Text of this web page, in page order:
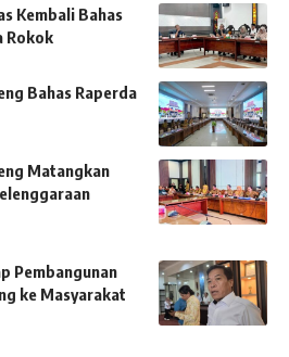
Kembali Bahas
Rokok
Bahas Raperda
Matangkan
Pembangunan
ke Masyarakat